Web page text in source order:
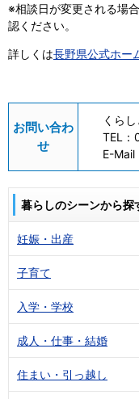
※相談日が変更される場
認ください。
詳しくは長野県公式ホー
お問い合わ
せ
くら
TEL：
E-Mail
暮らしのシーンから探
妊娠・出産
子育て
入学・学校
成人・仕事・結婚
住まい・引っ越し